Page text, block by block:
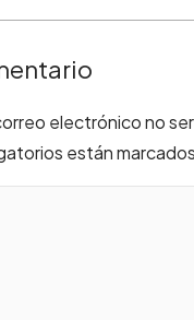
electrónico no
están